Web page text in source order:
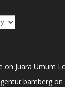
on Juara Umum
bambergon